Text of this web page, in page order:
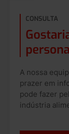
CONSULTA
A nossa
prazer em
pode fazer
indústria